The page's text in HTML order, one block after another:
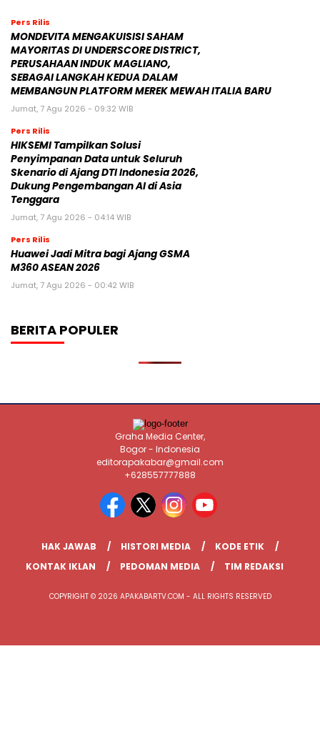
Pers Rilis
MONDEVITA MENGAKUISISI SAHAM
MAYORITAS DI UNDERSCORE DISTRICT,
PERUSAHAAN INDUK MAGLIANO,
SEBAGAI LANGKAH KEDUA DALAM
MEMBANGUN PLATFORM MEREK MEWAH ITALIA BARU
Jumat, 7 Agu 2026 - 09:32 WIB
Pers Rilis
HIKSEMI Tampilkan Solusi
Penyimpanan Data untuk Seluruh
Skenario di Ajang DTI Indonesia 2026,
Dukung Pengembangan AI di Asia
Tenggara
Jumat, 7 Agu 2026 - 04:14 WIB
Pers Rilis
Huawei Jadi Mitra bagi Ajang GSMA
M360 ASEAN 2026
Jumat, 7 Agu 2026 - 00:42 WIB
BERITA POPULER
Graha Media Center,
Bogor - Indonesia
editorapakabar@gmail.com
+628557777888
HAK JAWAB HISTORI MEDIA
KODE ETIK
KONTAK IKLAN
PEDOMAN MEDIA TIM REDAKSI
COPYRIGHT © 2026 APAKABARTV.COM - ALL RIGHTS RESERVED